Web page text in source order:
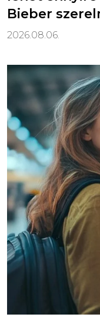
Bieber
2026.08.06.